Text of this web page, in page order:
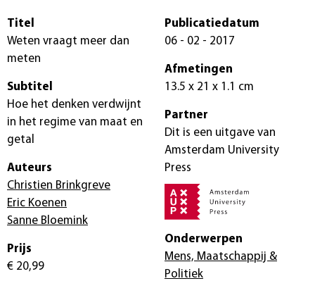
Titel
Weten vraagt meer dan
meten
Subtitel
Hoe het denken verdwijnt
in het regime van maat en
getal
Auteurs
Christien Brinkgreve
Eric Koenen
Sanne Bloemink
Prijs
€ 20,99
Publicatiedatum
06 - 02 - 2017
Afmetingen
13.5 x 21 x 1.1 cm
Partner
Dit is een uitgave van
Amsterdam University
Press
Onderwerpen
Mens, Maatschappij &
Politiek